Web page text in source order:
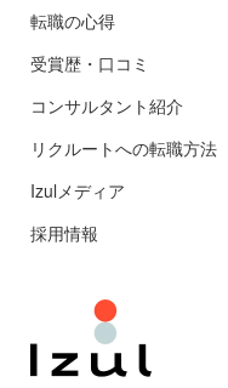
転職の心得
受賞歴・口コミ
コンサルタント紹介
リクルートへの転職方法
Izulメディア
採用情報